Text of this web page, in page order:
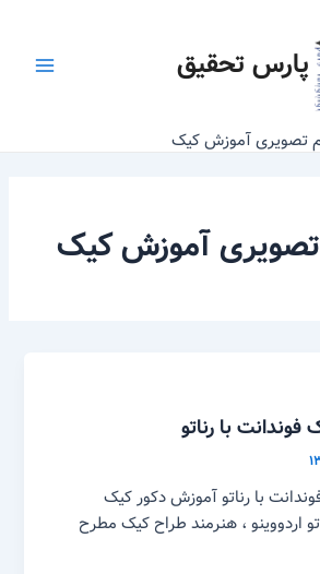
پارس تحقیق
تصویری آموزش کیک
تصویری آموزش کیک
با رناتو
با رناتو آموزش دکور کیک
اردووینو ، هنرمند طراح کیک مطرح